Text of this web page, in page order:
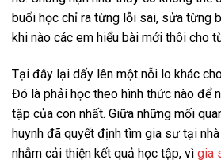
buổi học chỉ ra từng lỗi sai, sửa từng
khi nào các em hiểu bài mới thôi cho
Tại đây lại dấy lên một nỗi lo khác
Đó là phải học theo hình thức nào để
tập của con nhất. Giữa những mối
huynh đã quyết định tìm gia sư tại
nhằm cải thiện kết quả học tập, vì gia